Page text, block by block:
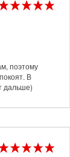
поэтому
В
дальше)